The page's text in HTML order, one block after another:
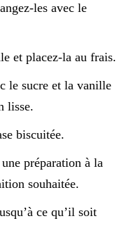
les avec le
et placez-la au frais.
le sucre et la vanille
lisse.
biscuitée.
préparation à la
souhaitée.
ce qu’il soit